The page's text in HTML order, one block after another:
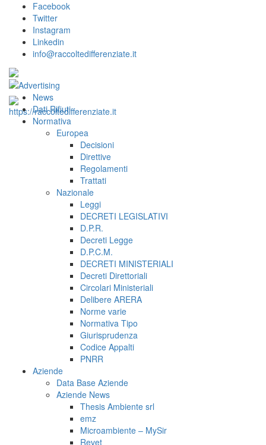
Facebook
Twitter
Instagram
Linkedin
info@raccoltedifferenziate.it
News
Dati Rifiuti
Normativa
Europea
Decisioni
Direttive
Regolamenti
Trattati
Nazionale
Leggi
DECRETI LEGISLATIVI
D.P.R.
Decreti Legge
D.P.C.M.
DECRETI MINISTERIALI
Decreti Direttoriali
Circolari Ministeriali
Delibere ARERA
Norme varie
Normativa Tipo
Giurisprudenza
Codice Appalti
PNRR
Aziende
Data Base Aziende
Aziende News
Thesis Ambiente srl
emz
Microambiente – MySir
Revet